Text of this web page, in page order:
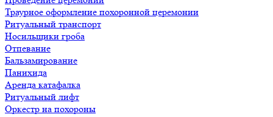
Траурное оформление похоронной церемонии
Ритуальный транспорт
Носильщики гроба
Отпевание
Бальзамирование
Панихида
Аренда катафалка
Ритуальный лифт
Оркестр на похороны